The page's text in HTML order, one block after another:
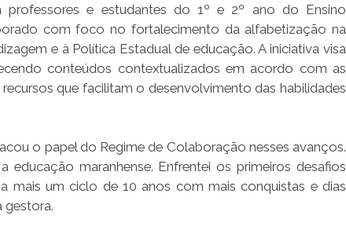
professores e estudantes do 1º e 2º ano do Ensino
com foco no fortalecimento da alfabetização na
e à Política Estadual de educação. A iniciativa visa
conteúdos contextualizados em acordo com as
que facilitam o desenvolvimento das habilidades
o papel do Regime de Colaboração nesses avanços.
educação maranhense. Enfrentei os primeiros desafios
mais um ciclo de 10 anos com mais conquistas e dias
gestora.